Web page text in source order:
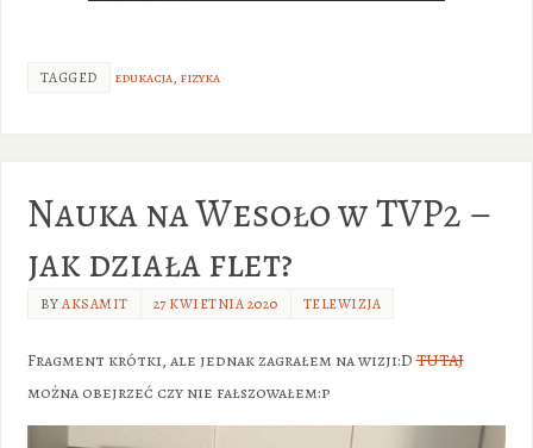
TAGGED edukacja, fizyka
Nauka na Wesoło w TVP2 –
jak działa flet?
BYAKSAMIT 27 KWIETNIA 2020 TELEWIZJA
Fragment krótki, ale jednak zagrałem na wizji:DTUTAJ
można obejrzeć czy nie fałszowałem:p